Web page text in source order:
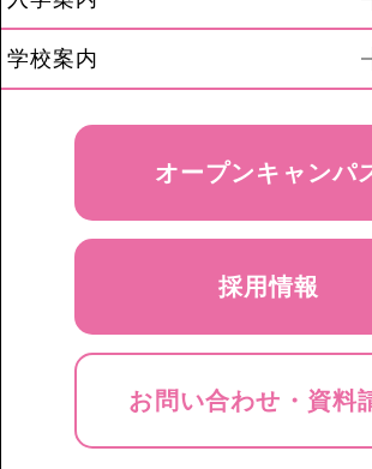
学校案内
オープンキャンパ
採用情報
お問い合わせ・資料